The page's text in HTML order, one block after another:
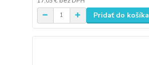
Pridať do košíka